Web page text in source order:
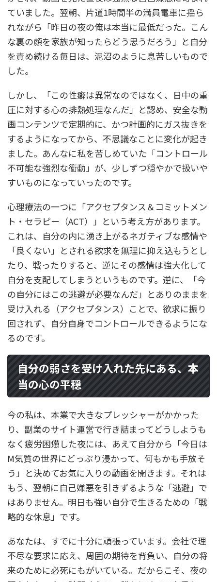
ていました。翌朝、片道1時間半の満員電車に揺ら
れながら「昨日の夜の俺は本当に最低だった。こん
な裏の顔を家族が知ったらどう思うだろう」と自分
を責め続ける毎日は、泥沼のように息苦しいもので
した。
しかし、「この性癖は異常なのではなく、日中の重
圧に対する心の排熱処理なんだ」と認め、安全な動
画コンテンツで定期的に、かつ計画的にガス抜きを
するようになってから、不思議なことに変化が起き
ました。あんなに私を苦しめていた「コントロール
不可能な強烈な衝動」が、少しずつ穏やかで扱いや
すいものになっていったのです。
心理療法の一つに「アクセプタンス＆コミットメン
ト・セラピー（ACT）」という考え方があります。
これは、自分の内に湧き上がるネガティブな感情や
「良くない」とされる欲求を無理に抑え込もうとし
たり、戦ったりすると、逆にその感情は強大化して
自分を支配してしまうというものです。逆に、「今
の自分にはこの逃避が必要なんだ」とありのままを
受け入れる（アクセプタンス）ことで、欲求に振り
回されず、自分自身でコントロールできるようにな
るのです。
自分の弱さを受け入れた先にある、本
当の心の平穏
今の私は、本業で大きなプレッシャーがかかった
り、副業のサイト運営で行き詰まってどうしようも
なく疲労困憊した夜には、あえて自分から「今日は
M気質の世界にどっぷり浸かって、何もかも手放そ
う」と決めてお気に入りの動画を開きます。それは
もう、翌朝に自己嫌悪を引きずるような「逃避」で
はありません。明日も強い自分で生きるための「戦
略的な休息」です。
あなたは、すでに十分に頑張っています。会社で理
不尽な要求に応え、周囲の期待を背負い、自分の将
来のために必死にもがいている。だからこそ、夜の